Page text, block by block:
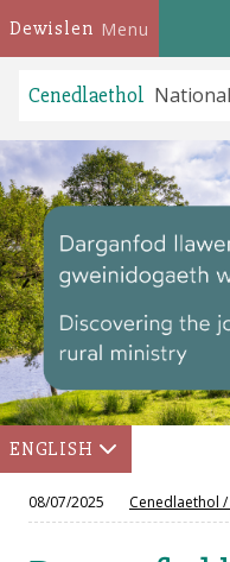
Dewislen Menu
Cenedlaethol National
ENGLISH
08/07/2025 Cenedlaethol /